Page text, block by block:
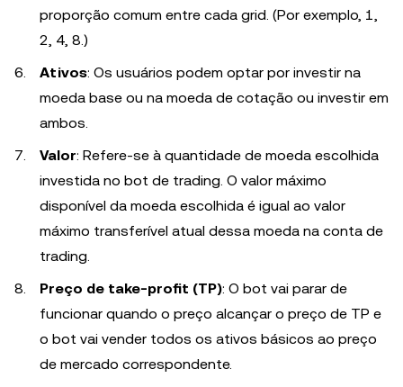
proporção comum entre cada grid. (Por exemplo, 1,
2, 4, 8.)
Ativos: Os usuários podem optar por investir na
moeda base ou na moeda de cotação ou investir em
ambos.
Valor: Refere-se à quantidade de moeda escolhida
investida no bot de trading. O valor máximo
disponível da moeda escolhida é igual ao valor
máximo transferível atual dessa moeda na conta de
trading.
Preço de take-profit (TP): O bot vai parar de
funcionar quando o preço alcançar o preço de TP e
o bot vai vender todos os ativos básicos ao preço
de mercado correspondente.